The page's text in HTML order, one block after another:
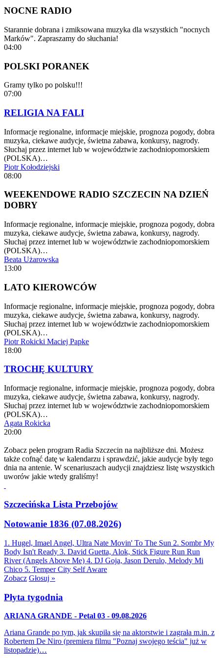
NOCNE RADIO
Starannie dobrana i zmiksowana muzyka dla wszystkich "nocnych
Marków". Zapraszamy do słuchania!
04:00
POLSKI PORANEK
Gramy tylko po polsku!!!
07:00
RELIGIA NA FALI
Informacje regionalne, informacje miejskie, prognoza pogody, dobra
muzyka, ciekawe audycje, świetna zabawa, konkursy, nagrody.
Słuchaj przez internet lub w województwie zachodniopomorskiem
(POLSKA)…
Piotr Kołodziejski
08:00
WEEKENDOWE RADIO SZCZECIN NA DZIEŃ
DOBRY
Informacje regionalne, informacje miejskie, prognoza pogody, dobra
muzyka, ciekawe audycje, świetna zabawa, konkursy, nagrody.
Słuchaj przez internet lub w województwie zachodniopomorskiem
(POLSKA)…
Beata Użarowska
13:00
LATO KIEROWCÓW
Informacje regionalne, informacje miejskie, prognoza pogody, dobra
muzyka, ciekawe audycje, świetna zabawa, konkursy, nagrody.
Słuchaj przez internet lub w województwie zachodniopomorskiem
(POLSKA)…
Piotr Rokicki Maciej Papke
18:00
TROCHĘ KULTURY
Informacje regionalne, informacje miejskie, prognoza pogody, dobra
muzyka, ciekawe audycje, świetna zabawa, konkursy, nagrody.
Słuchaj przez internet lub w województwie zachodniopomorskiem
(POLSKA)…
Agata Rokicka
20:00
Zobacz pełen program Radia Szczecin na najbliższe dni. Możesz
także cofnąć datę w kalendarzu i sprawdzić, jakie audycje były tego
dnia na antenie. W scenariuszach audycji znajdziesz listę wszystkich
uworów jakie wtedy graliśmy!
Szczecińska Lista Przebojów
Notowanie 1836 (07.08.2026)
1. Hugel, Imael Angel, Ultra Nate Movin' To The Sun 2. Sombr My
Body Isn't Ready 3. David Guetta, Alok, Stick Figure Run Run
River (Angels Above Me) 4. DJ Goja, Jason Derulo, Melody Mi
Chico 5. Temper City Self Aware
Zobacz Głosuj »
Płyta tygodnia
ARIANA GRANDE - Petal 03 - 09.08.2026
Ariana Grande po tym, jak skupiła się na aktorstwie i zagrała m.in. z
Robertem De Niro (premiera filmu "Poznaj swojego teścia" już w
listopadzie)…